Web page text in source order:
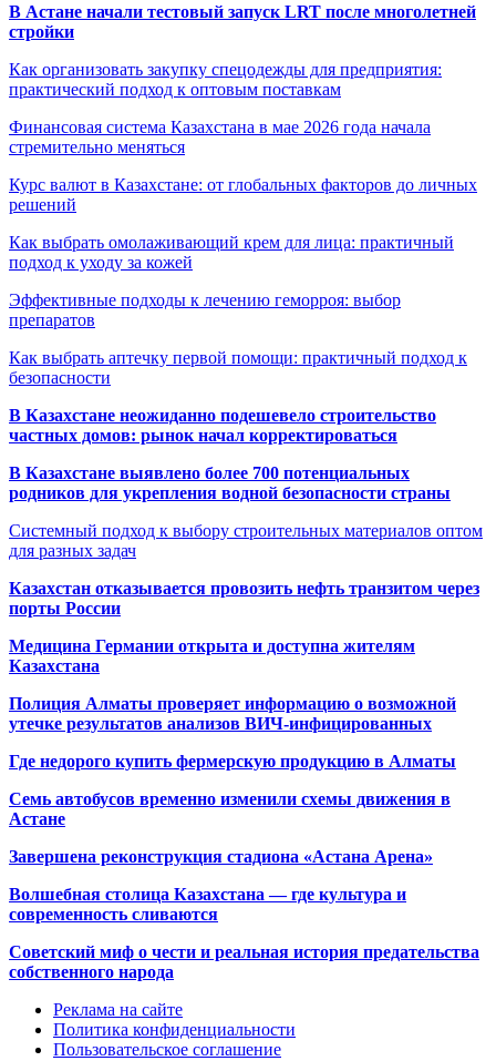
В Астане начали тестовый запуск LRT после многолетней
стройки
Как организовать закупку спецодежды для предприятия:
практический подход к оптовым поставкам
Финансовая система Казахстана в мае 2026 года начала
стремительно меняться
Курс валют в Казахстане: от глобальных факторов до личных
решений
Как выбрать омолаживающий крем для лица: практичный
подход к уходу за кожей
Эффективные подходы к лечению геморроя: выбор
препаратов
Как выбрать аптечку первой помощи: практичный подход к
безопасности
В Казахстане неожиданно подешевело строительство
частных домов: рынок начал корректироваться
В Казахстане выявлено более 700 потенциальных
родников для укрепления водной безопасности страны
Системный подход к выбору строительных материалов оптом
для разных задач
Казахстан отказывается провозить нефть транзитом через
порты России
Медицина Германии открыта и доступна жителям
Казахстана
Полиция Алматы проверяет информацию о возможной
утечке результатов анализов ВИЧ-инфицированных
Где недорого купить фермерскую продукцию в Алматы
Семь автобусов временно изменили схемы движения в
Астане
Завершена реконструкция стадиона «Астана Арена»
Волшебная столица Казахстана — где культура и
современность сливаются
Советский миф о чести и реальная история предательства
собственного народа
Реклама на сайте
Политика конфиденциальности
Пользовательское соглашение